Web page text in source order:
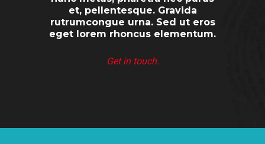
et, pellentesque. Gravida
rutrumcongue urna. Sed ut eros
eget lorem rhoncus elementum.
Get in touch.